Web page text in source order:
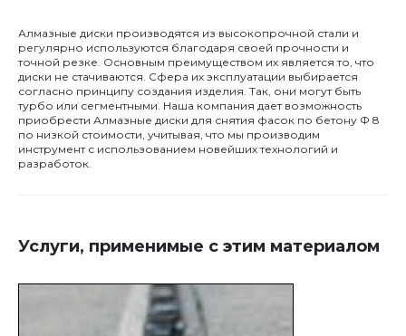
Алмазные диски производятся из высокопрочной стали и
регулярно используются благодаря своей прочности и
точной резке. Основным преимуществом их является то, что
диски не стачиваются. Сфера их эксплуатации выбирается
согласно принципу создания изделия. Так, они могут быть
турбо или сегментными. Наша компания дает возможность
приобрести Алмазные диски для снятия фасок по бетону Ф 8
по низкой стоимости, учитывая, что мы производим
инструмент с использованием новейших технологий и
разработок.
Услуги, применимые с этим материалом